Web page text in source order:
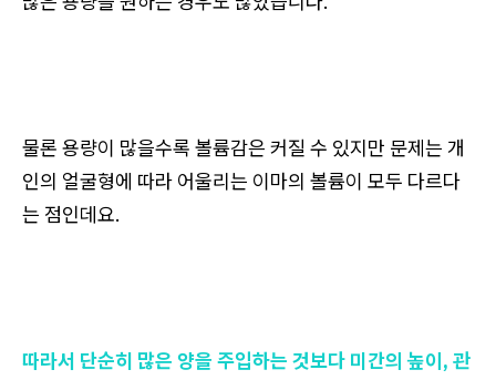
물론 용량이 많을수록 볼륨감은 커질 수 있지만 문제는 개
인의 얼굴형에 따라 어울리는 이마의 볼륨이 모두 다르다
는 점인데요.
따라서 단순히 많은 양을 주입하는 것보다 미간의 높이, 관